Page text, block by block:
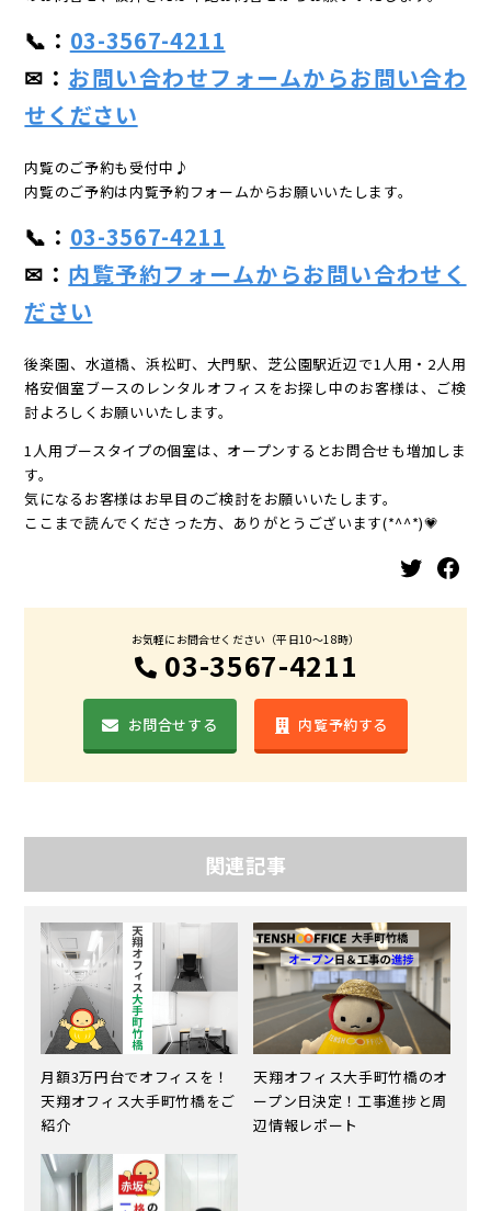
📞： 03-3567-4211
✉： お問い合わせフォームからお問い合わ
せください
内覧のご予約も受付中♪
内覧のご予約は内覧予約フォームからお願いいたします。
📞： 03-3567-4211
✉： 内覧予約フォームからお問い合わせく
ださい
後楽園、水道橋、浜松町、大門駅、芝公園駅近辺で1人用・2人用
格安個室ブースのレンタルオフィスをお探し中のお客様は、ご検
討よろしくお願いいたします。
1人用ブースタイプの個室は、オープンするとお問合せも増加しま
す。
気になるお客様はお早目のご検討をお願いいたします。
ここまで読んでくださった方、ありがとうございます(*^^*)💗
Twitter Facebook
お気軽にお問合せください（平日10〜18時）
03-3567-4211
お問合せする 内覧予約する
関連記事
月額3万円台でオフィスを！
天翔オフィス大手町竹橋をご
紹介
天翔オフィス大手町竹橋のオ
ープン日決定！工事進捗と周
辺情報レポート